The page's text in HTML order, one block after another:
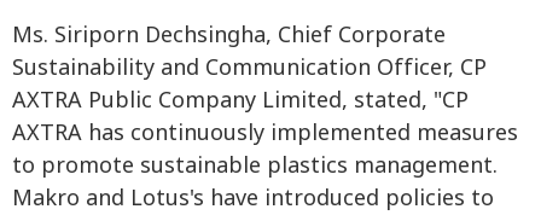
Ms. Siriporn Dechsingha, Chief Corporate
Sustainability and Communication Officer, CP
AXTRA Public Company Limited, stated, "CP
AXTRA has continuously implemented measures
to promote sustainable plastics management.
Makro and Lotus's have introduced policies to